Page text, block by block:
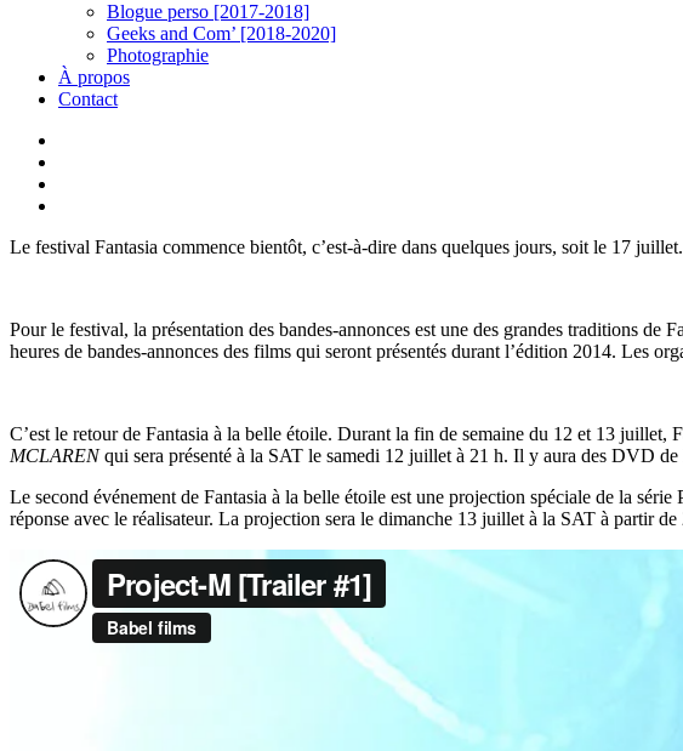
Blogue perso [2017-2018]
Geeks and Com’ [2018-2020]
Photographie
À propos
Contact
Le festival Fantasia commence bientôt, c’est-à-dire dans quelques jours, soit le 17
Pour le festival, la présentation des bandes-annonces est une des grandes traditions de
heures de bandes-annonces des films qui seront présentés durant l’édition 2014. Les
C’est le retour de Fantasia à la belle étoile. Durant la fin de semaine du 12 et 13 juillet,
MCLARENqui sera présenté à la SAT le samedi 12 juillet à 21 h. Il y aura des DVD
Le second événement de Fantasia à la belle étoile est une projection spéciale de la
réponse avec le réalisateur. La projection sera le dimanche 13 juillet à la SAT à partir de